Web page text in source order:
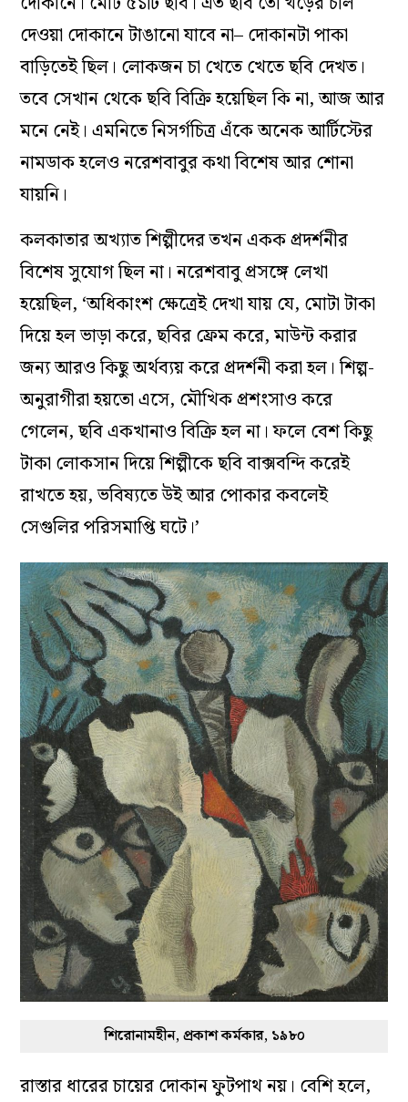
দেওয়া দোকানে টাঙানো যাবে না– দোকানটা পাকা
বাড়িতেই ছিল। লোকজন চা খেতে খেতে ছবি দেখত।
তবে সেখান থেকে ছবি বিক্রি হয়েছিল কি না, আজ আর
মনে নেই। এমনিতে নিসর্গচিত্র এঁকে অনেক আর্টিস্টের
নামডাক হলেও নরেশবাবুর কথা বিশেষ আর শোনা
যায়নি।
কলকাতার অখ্যাত শিল্পীদের তখন একক প্রদর্শনীর
বিশেষ সুযোগ ছিল না। নরেশবাবু প্রসঙ্গে লেখা
হয়েছিল, ‘অধিকাংশ ক্ষেত্রেই দেখা যায় যে, মোটা টাকা
দিয়ে হল ভাড়া করে, ছবির ফ্রেম করে, মাউন্ট করার
জন্য আরও কিছু অর্থব্যয় করে প্রদর্শনী করা হল। শিল্প-
অনুরাগীরা হয়তো এসে, মৌখিক প্রশংসাও করে
গেলেন, ছবি একখানাও বিক্রি হল না। ফলে বেশ কিছু
টাকা লোকসান দিয়ে শিল্পীকে ছবি বাক্সবন্দি করেই
রাখতে হয়, ভবিষ্যতে উই আর পোকার কবলেই
সেগুলির পরিসমাপ্তি ঘটে।’
শিরোনামহীন, প্রকাশ কর্মকার, ১৯৮০
রাস্তার ধারের চায়ের দোকান ফুটপাথ নয়। বেশি হলে,